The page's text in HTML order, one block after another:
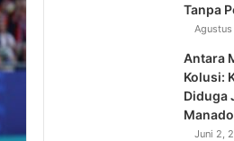
Tanpa
Antara
Kolusi:
Diduga
Juni 2,